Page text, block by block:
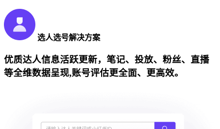
选人选号解决方案
优质达人信息活跃更新，笔记、投放、粉丝、直播
等全维数据呈现,账号评估更全面、更高效。